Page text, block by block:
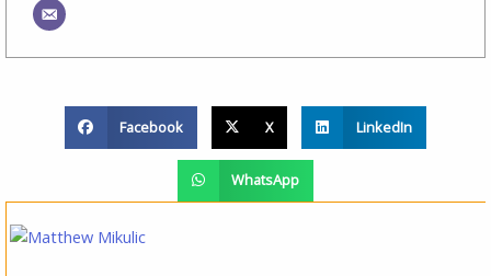
Facebook X LinkedIn
WhatsApp